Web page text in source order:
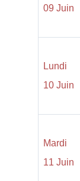
09 Juin
Lundi
10 Juin
Mardi
11 Juin